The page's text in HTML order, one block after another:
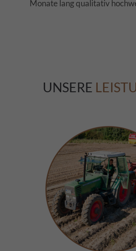
Monate lang qualitativ
UNSERE